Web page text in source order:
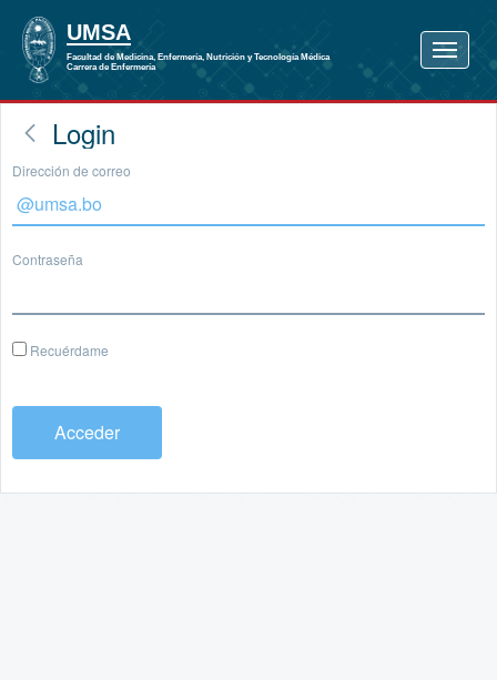
Login
Dirección de correo
Contraseña
Recuérdame
Acceder